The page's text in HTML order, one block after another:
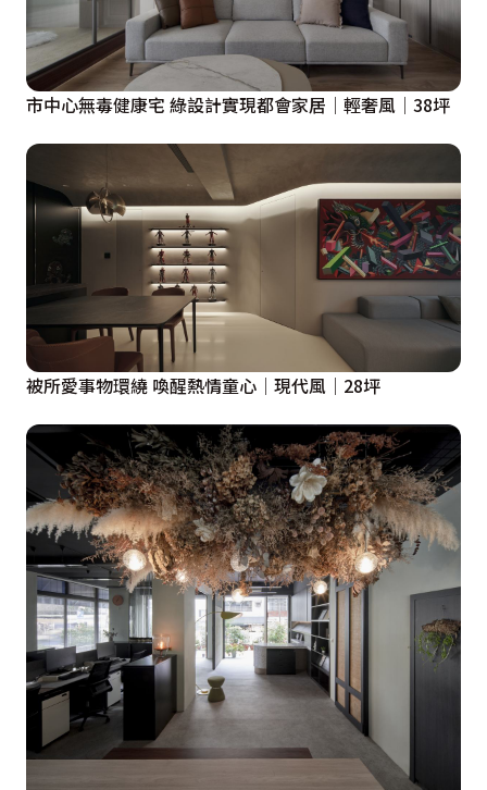
市中心無毒健康宅 綠設計實現都會家居│輕奢風│38坪
被所愛事物環繞 喚醒熱情童心│現代風│28坪